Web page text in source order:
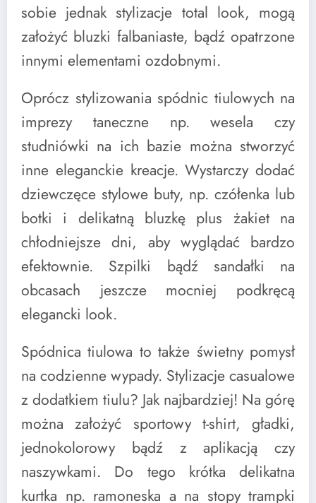
sobie jednak stylizacje total look, mogą
założyć bluzki falbaniaste, bądź opatrzone
innymi elementami ozdobnymi.
Oprócz stylizowania spódnic tiulowych na
imprezy taneczne np. wesela czy
studniówki na ich bazie można stworzyć
inne eleganckie kreacje. Wystarczy dodać
dziewczęce stylowe buty, np. czółenka lub
botki i delikatną bluzkę plus żakiet na
chłodniejsze dni, aby wyglądać bardzo
efektownie. Szpilki bądź sandałki na
obcasach jeszcze mocniej podkręcą
elegancki look.
Spódnica tiulowa to także świetny pomysł
na codzienne wypady. Stylizacje casualowe
z dodatkiem tiulu? Jak najbardziej! Na górę
można założyć sportowy t-shirt, gładki,
jednokolorowy bądź z aplikacją czy
naszywkami. Do tego krótka delikatna
kurtka np. ramoneska a na stopy trampki